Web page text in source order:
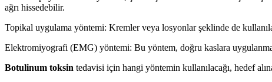
ağrı hissedebilir.
Topikal uygulama yöntemi: Kremler veya losyonlar şeklinde de
Elektromiyografi (EMG) yöntemi: Bu yöntem, doğru kaslara
Botulinum toksin tedavisi için hangi yöntemin kullanılacağı, hedef